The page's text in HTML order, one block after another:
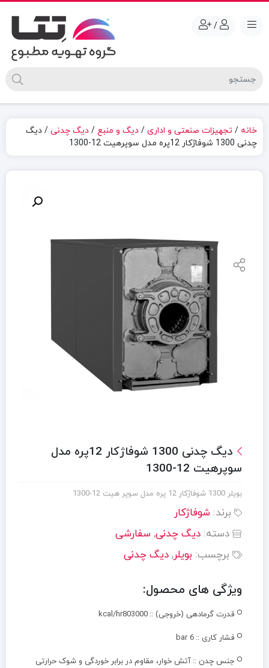
/
خانه / تجهیزات صنعتی و اداری / دیگ و منبع / دیگ چدنی / دیگ
چدنی 1300 شوفاژکار 12پره مدل سوپرهیت 12-1300
دیگ چدنی 1300 شوفاژکار 12پره مدل
سوپرهیت 12-1300
بویلر 1300 شوفاژکار 12 پره مدل سوپر هیت 12-1300
برند: شوفاژکار
دسته: دیگ چدنی, سفارشی
برچسب: بویلر, دیگ چدنی
ویژگی های محصول:
قدرت گرمادهی (خروجی) :: kcal/hr803000
فشار کاری :: 6 bar
جنس چدن :: آتش خوار، مقاوم در برابر خوردگی و شوک حرارتی